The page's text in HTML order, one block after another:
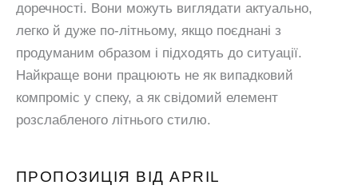
доречності. Вони можуть виглядати актуально,
легко й дуже по-літньому, якщо поєднані з
продуманим образом і підходять до ситуації.
Найкраще вони працюють не як випадковий
компроміс у спеку, а як свідомий елемент
розслабленого літнього стилю.
ПРОПОЗИЦІЯ ВІД APRIL